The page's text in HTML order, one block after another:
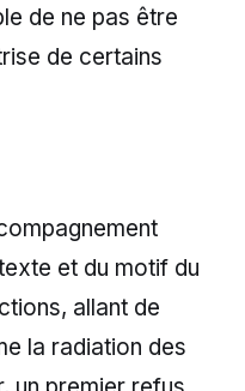
de ne pas être
de certains
et du motif du
allant de
la radiation des